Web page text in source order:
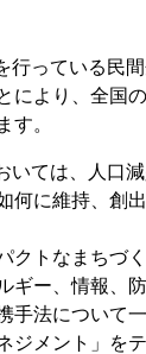
っている民
より、全国
す。
ては、人口
に維持、創
トなまちづ
ー、情報、
法について
メント」を